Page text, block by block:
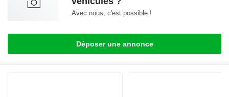
Avec nous, c'est possible !
Déposer une annonce